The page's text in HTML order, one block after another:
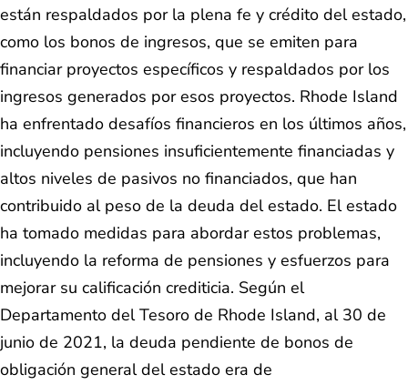
están respaldados por la plena fe y crédito del estado,
como los bonos de ingresos, que se emiten para
financiar proyectos específicos y respaldados por los
ingresos generados por esos proyectos. Rhode Island
ha enfrentado desafíos financieros en los últimos años,
incluyendo pensiones insuficientemente financiadas y
altos niveles de pasivos no financiados, que han
contribuido al peso de la deuda del estado. El estado
ha tomado medidas para abordar estos problemas,
incluyendo la reforma de pensiones y esfuerzos para
mejorar su calificación crediticia. Según el
Departamento del Tesoro de Rhode Island, al 30 de
junio de 2021, la deuda pendiente de bonos de
obligación general del estado era de